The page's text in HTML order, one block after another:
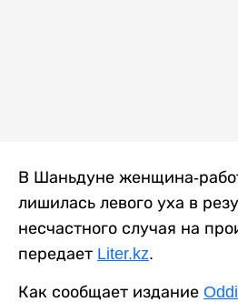
В Шаньдуне женщина-
лишилась левого уха в
несчастного случая на
передает Liter.kz.
Как сообщает издание